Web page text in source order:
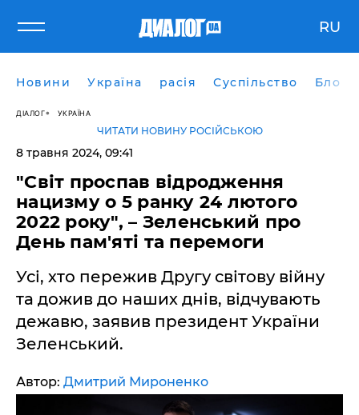
RU
Новини Україна расія Суспільство Блоги
ДІАЛОГ УКРАЇНА
ЧИТАТИ НОВИНУ РОСІЙСЬКОЮ
8 травня 2024, 09:41
"Світ проспав відродження
нацизму о 5 ранку 24 лютого
2022 року", – Зеленський про
День пам'яті та перемоги
Усі, хто пережив Другу світову війну
та дожив до наших днів, відчувають
дежавю, заявив президент України
Зеленський.
Автор: Дмитрий Мироненко